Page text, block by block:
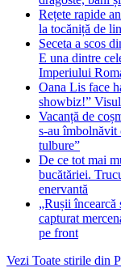
Rețete rapide
la tocăniță de
Seceta a scos
E una dintre
Imperiului
Oana Lis face
showbiz!”
Vacanță de
s-au îmbolnăvit
tulbure”
De ce tot mai
bucătăriei.
enervantă
„Rușii încearcă
capturat
pe front
Vezi Toate stirile din